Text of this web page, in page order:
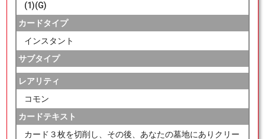
(1)(G)
カードタイプ
インスタント
サブタイプ
レアリティ
コモン
カードテキスト
カード３枚を切削し、その後、あなたの墓地にありクリー